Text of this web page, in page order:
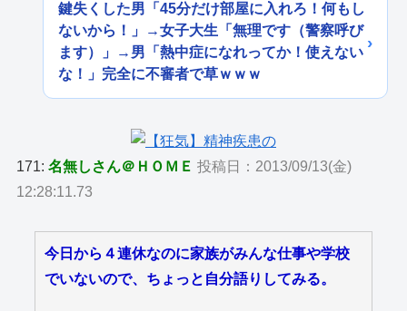
鍵失くした男「45分だけ部屋に入れろ！何もし
ないから！」→女子大生「無理です（警察呼び
ます）」→男「熱中症になれってか！使えない
な！」完全に不審者で草ｗｗｗ
171:名無しさん＠ＨＯＭＥ 投稿日：2013/09/13(金)
12:28:11.73
今日から４連休なのに家族がみんな仕事や学校
でいないので、ちょっと自分語りしてみる。